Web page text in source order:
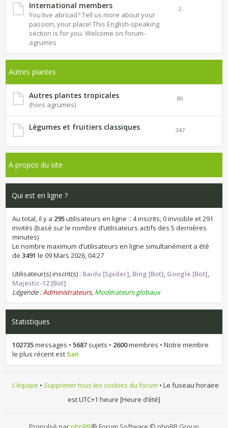
International members
You live abroad? Tell us more about your
passion, your place! This English-speaking
section is for you. Welcome on forum-
agrumes
2
Autres plantes
Autres plantes tropicales
(hors agrumes)
80
Légumes et fruitiers classiques 347
A propos du site
Qui est en ligne ?
Au total, il y a 295utilisateurs en ligne :: 4 inscrits, 0 invisible et 291
invités (basé sur le nombre d’utilisateurs actifs des 5 dernières
minutes)
Le nombre maximum d’utilisateurs en ligne simultanément a été
de3491 le 09 Mars 2026, 04:27
Utilisateur(s) inscrit(s) : Baidu [Spider], Bing [Bot], Google [Bot],
Majestic-12 [Bot]
Légende :Administrateurs, Modérateurs globaux
Statistiques
102735messages •5687 sujets • 2600membres • Notre membre
le plus récent est San
L’équipe • Supprimer tous les cookies du forum • Le fuseau horaire
est UTC+1 heure [Heure d’été]